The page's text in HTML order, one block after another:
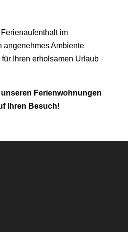
im
angenehmes Ambiente
Ihren erholsamen Urlaub
Ferienwohnungen
Ihren Besuch!